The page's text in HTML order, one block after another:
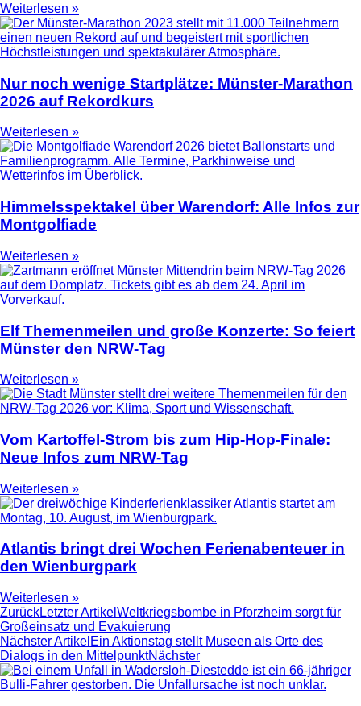
Weiterlesen »
Nur noch wenige Startplätze: Münster-Marathon
2026 auf Rekordkurs
Weiterlesen »
Himmelsspektakel über Warendorf: Alle Infos zur
Montgolfiade
Weiterlesen »
Elf Themenmeilen und große Konzerte: So feiert
Münster den NRW-Tag
Weiterlesen »
Vom Kartoffel-Strom bis zum Hip-Hop-Finale:
Neue Infos zum NRW-Tag
Weiterlesen »
Atlantis bringt drei Wochen Ferienabenteuer in
den Wienburgpark
Weiterlesen »
ZurückLetzter Artikel Weltkriegsbombe in Pforzheim sorgt für
Großeinsatz und Evakuierung
Nächster Artikel Ein Aktionstag stellt Museen als Orte des
Dialogs in den MittelpunktNächster